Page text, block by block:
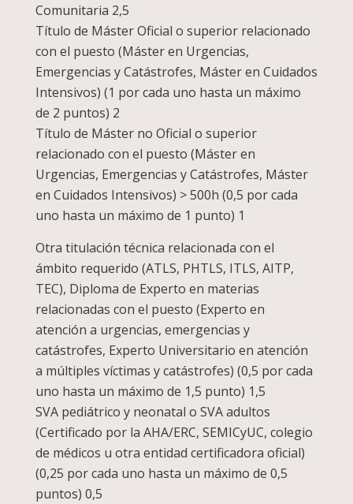
Comunitaria 2,5
Título de Máster Oficial o superior relacionado
con el puesto (Máster en Urgencias,
Emergencias y Catástrofes, Máster en Cuidados
Intensivos) (1 por cada uno hasta un máximo
de 2 puntos) 2
Título de Máster no Oficial o superior
relacionado con el puesto (Máster en
Urgencias, Emergencias y Catástrofes, Máster
en Cuidados Intensivos) > 500h (0,5 por cada
uno hasta un máximo de 1 punto) 1
Otra titulación técnica relacionada con el
ámbito requerido (ATLS, PHTLS, ITLS, AITP,
TEC), Diploma de Experto en materias
relacionadas con el puesto (Experto en
atención a urgencias, emergencias y
catástrofes, Experto Universitario en atención
a múltiples víctimas y catástrofes) (0,5 por cada
uno hasta un máximo de 1,5 punto) 1,5
SVA pediátrico y neonatal o SVA adultos
(Certificado por la AHA/ERC, SEMICyUC, colegio
de médicos u otra entidad certificadora oficial)
(0,25 por cada uno hasta un máximo de 0,5
puntos) 0,5